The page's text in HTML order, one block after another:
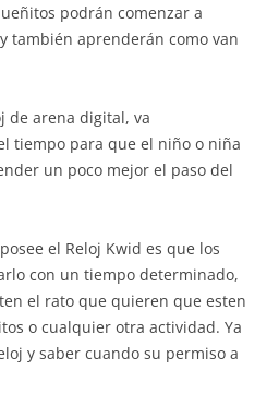
podrán comenzar a
también aprenderán como van
de arena digital, va
tiempo para que el niño o niña
un poco mejor el paso del
el Reloj Kwid es que los
con un tiempo determinado,
el rato que quieren que esten
o cualquier otra actividad. Ya
y saber cuando su permiso a